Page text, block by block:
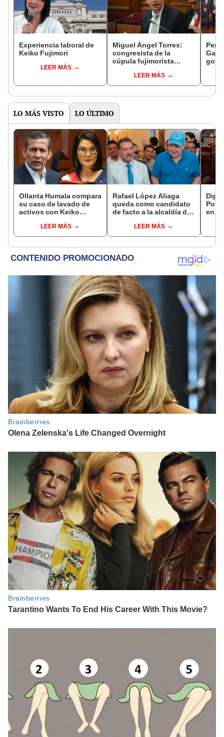
Experiencia laboral de
Keiko Fujimori
LEER MÁS
Miguel Ángel Torres:
congresista de la
cúpula fujimorista
del SenadoLEER MÁS
LO MÁS VISTO LO ÚLTIMO
Ollanta Humala compara
su caso de lavado de
activos con Keiko
recibimos, ella sí
recibió"
LEER MÁS
Rafael López Aliaga
queda como candidato
de facto a la alcaldía de
LEER MÁS
en el